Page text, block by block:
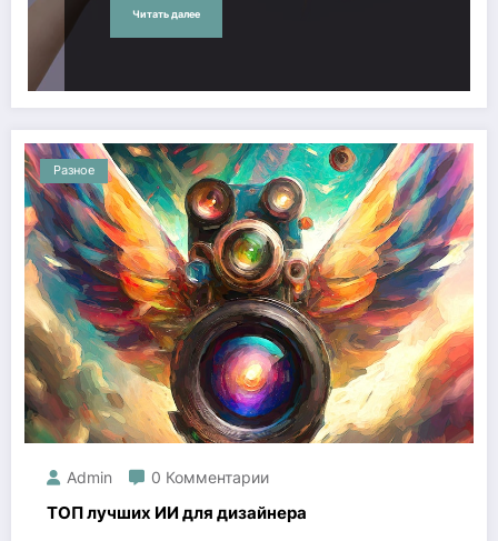
Читать далее
Разное
Admin 0 Комментарии
ТОП лучших ИИ для дизайнера